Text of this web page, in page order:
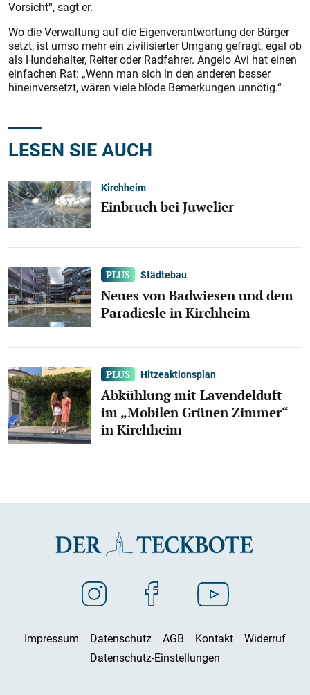
Vorsicht“, sagt er.
Wo die Verwaltung auf die Eigenverantwortung der Bürger
setzt, ist umso mehr ein zivilisierter Umgang gefragt, egal ob
als Hundehalter, Reiter oder Radfahrer. Angelo Avi hat einen
einfachen Rat: „Wenn man sich in den anderen besser
hineinversetzt, wären viele blöde Bemerkungen unnötig.“
LESEN SIE AUCH
Kirchheim
Einbruch bei Juwelier
Städtebau
Neues von Badwiesen und dem
Paradiesle in Kirchheim
Hitzeaktionsplan
Abkühlung mit Lavendelduft
im „Mobilen Grünen Zimmer“
in Kirchheim
Impressum Datenschutz AGB Kontakt
Widerruf
Datenschutz-Einstellungen